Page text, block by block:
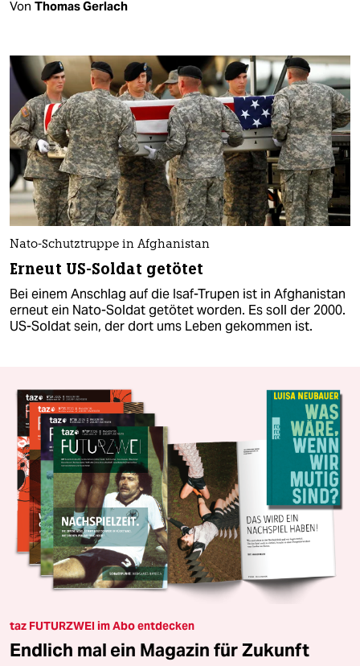
Von Thomas Gerlach
Nato-Schutztruppe in Afghanistan
Erneut US-Soldat getötet
Bei einem Anschlag auf die Isaf-Trupen ist in Afghanistan
erneut ein Nato-Soldat getötet worden. Es soll der 2000.
US-Soldat sein, der dort ums Leben gekommen ist.
taz FUTURZWEI im Abo entdecken
Endlich mal ein Magazin für Zukunft